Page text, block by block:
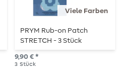
Viele Farben
PRYM Rub-on Patch
STRETCH - 3 Stück
9,90 € *
3 Stück